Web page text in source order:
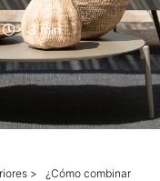
3 min
> ¿Cómo combinar